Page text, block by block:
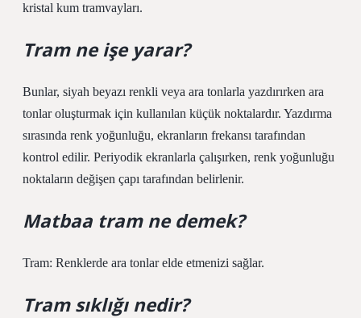
kristal kum tramvayları.
Tram ne işe yarar?
Bunlar, siyah beyazı renkli veya ara tonlarla yazdırırken ara
tonlar oluşturmak için kullanılan küçük noktalardır. Yazdırma
sırasında renk yoğunluğu, ekranların frekansı tarafından
kontrol edilir. Periyodik ekranlarla çalışırken, renk yoğunluğu
noktaların değişen çapı tarafından belirlenir.
Matbaa tram ne demek?
Tram: Renklerde ara tonlar elde etmenizi sağlar.
Tram sıklığı nedir?